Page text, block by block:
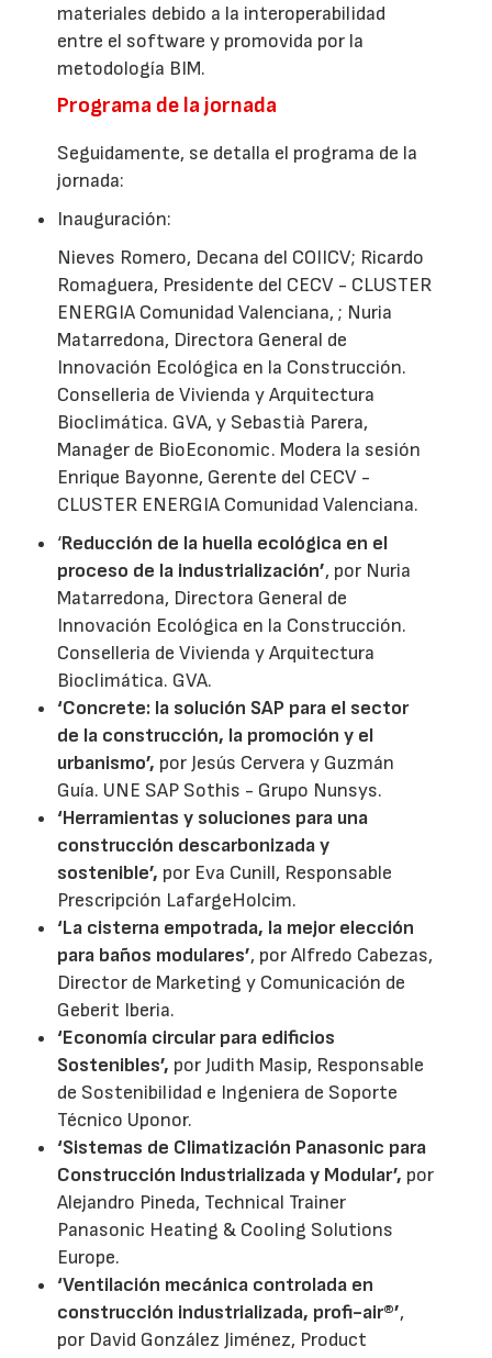
materiales debido a la interoperabilidad
entre el software y promovida por la
metodología BIM.
Programa de la jornada
Seguidamente, se detalla el programa de la
jornada:
Inauguración:
Nieves Romero, Decana del COIICV; Ricardo
Romaguera, Presidente del CECV - CLUSTER
ENERGIA Comunidad Valenciana, ; Nuria
Matarredona, Directora General de
Innovación Ecológica en la Construcción.
Conselleria de Vivienda y Arquitectura
Bioclimática. GVA, y Sebastià Parera,
Manager de BioEconomic. Modera la sesión
Enrique Bayonne, Gerente del CECV -
CLUSTER ENERGIA Comunidad Valenciana.
‘Reducción de la huella ecológica en el
proceso de la industrialización’, por Nuria
Matarredona, Directora General de
Innovación Ecológica en la Construcción.
Conselleria de Vivienda y Arquitectura
Bioclimática. GVA.
‘Concrete: la solución SAP para el sector
de la construcción, la promoción y el
urbanismo’, por Jesús Cervera y Guzmán
Guía. UNE SAP Sothis - Grupo Nunsys.
‘Herramientas y soluciones para una
construcción descarbonizada y
sostenible’, por Eva Cunill, Responsable
Prescripción LafargeHolcim.
‘La cisterna empotrada, la mejor elección
para baños modulares’, por Alfredo Cabezas,
Director de Marketing y Comunicación de
Geberit Iberia.
‘Economía circular para edificios
Sostenibles’, por Judith Masip, Responsable
de Sostenibilidad e Ingeniera de Soporte
Técnico Uponor.
‘Sistemas de Climatización Panasonic para
Construcción Industrializada y Modular’, por
Alejandro Pineda, Technical Trainer
Panasonic Heating & Cooling Solutions
Europe.
‘Ventilación mecánica controlada en
construcción industrializada, profi-air®’,
por David González Jiménez, Product